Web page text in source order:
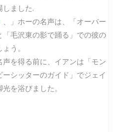
しました.
、」ホーの名声は、「オーバー
毛沢東の影で踊る」での彼の
う。
声を得る前に、イアンは「モン
シッターのガイド」でジェイ
を浴びました。